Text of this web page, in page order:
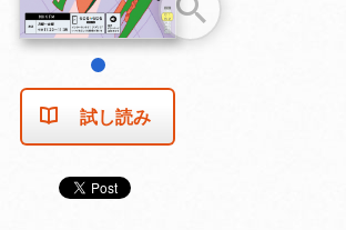
試し読み